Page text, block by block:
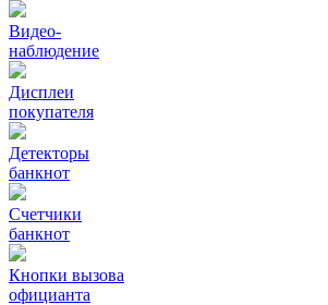
Видео‑
наблюдение
Дисплеи
покупателя
Детекторы
банкнот
Счетчики
банкнот
Кнопки вызова
официанта